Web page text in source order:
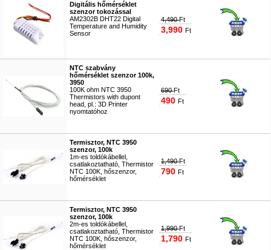
Digitális hőmérséklet
szenzor tokozással
AM2302B DHT22 Digital
Temperature and Humidity
Sensor
4,490Ft
3,990 Ft
NTC szabvány
hőmérséklet szenzor 100k,
3950
100K ohm NTC 3950
Thermistors with dupont
head, pl.: 3D Printer
nyomtatóhoz
690Ft
490 Ft
Termisztor, NTC 3950
szenzor, 100k
1m-es toldókábellel,
csatlakoztatható, Thermistor
NTC 100K, hőszenzor,
hőmérséklet
1,490Ft
790 Ft
Termisztor, NTC 3950
szenzor, 100k
2m-es toldókábellel,
csatlakoztatható, Thermistor
NTC 100K, hőszenzor,
hőmérséklet
1,990Ft
1,790 Ft